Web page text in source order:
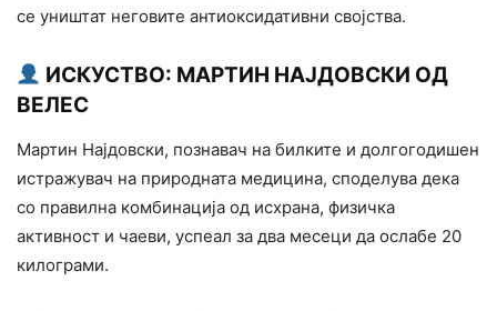
се уништат неговите антиоксидативни својства.
ИСКУСТВО: МАРТИН НАЈДОВСКИ ОД
ВЕЛЕС
Мартин Најдовски, познавач на билките и долгогодишен
истражувач на природната медицина, споделува дека
со правилна комбинација од исхрана, физичка
активност и чаеви, успеал за два месеци да ослабе 20
килограми.